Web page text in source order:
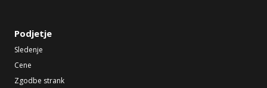
Podjetje
Sledenje
Cene
Zgodbe strank